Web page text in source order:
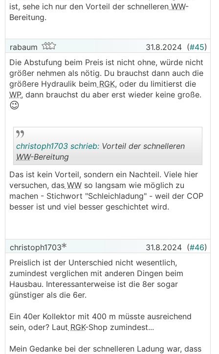
ist, sehe ich nur den Vorteil der schnelleren WW-
Bereitung.
rabaum 31.8.2024 (#45)
Die Abstufung beim Preis ist nicht ohne, würde nicht
größer nehmen als nötig. Du brauchst dann auch die
größere Hydraulik beim RGK, oder du limitierst die
WP, dann brauchst du aber erst wieder keine große.
😉
..
christoph1703 schrieb: Vorteil der schnelleren
WW-Bereitung
Das ist kein Vorteil, sondern ein Nachteil. Viele hier
versuchen, das WW so langsam wie möglich zu
machen - Stichwort "Schleichladung" - weil der COP
besser ist und viel besser geschichtet wird.
christoph1703 31.8.2024 (#46)
Preislich ist der Unterschied nicht wesentlich,
zumindest verglichen mit anderen Dingen beim
Hausbau. Interessanterweise ist die 8er sogar
günstiger als die 6er.
Ein 40er Kollektor mit 400 m müsste ausreichend
sein, oder? Laut RGK-Shop zumindest...
Mein Gedanke bei der schnelleren Ladung war, dass